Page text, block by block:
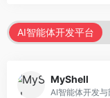
AI智能体开发平台
MyShell